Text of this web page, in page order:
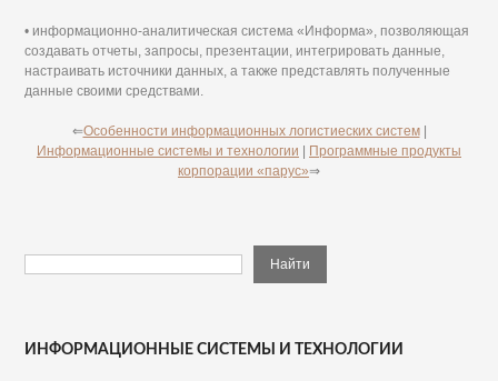
• информационно-аналитическая система «Информа», позволяющая
создавать отчеты, запросы, презентации, интегрировать данные,
настраивать источники данных, а также представлять полученные
данные своими средствами.
⇐Особенности информационных логистиеских систем|
Информационные системы и технологии
Программные продукты
корпорации «парус»⇒
ИНФОРМАЦИОННЫЕ СИСТЕМЫ И ТЕХНОЛОГИИ